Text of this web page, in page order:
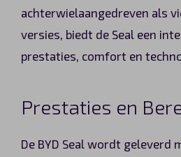
achterwielaangedreven als
versies, biedt de Seal een
prestaties, comfort en
Prestaties en
De BYD Seal wordt geleverd
Vragen?